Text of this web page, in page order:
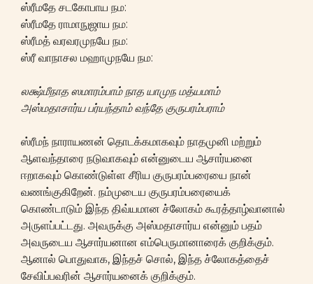
ஸ்ரீமதே சடகோபாய நம:
ஸ்ரீமதே ராமாநுஜாய நம:
ஸ்ரீமத் வரவரமுநயே நம:
ஸ்ரீ வாநாசல மஹாமுநயே நம:
லக்ஷ்மீநாத ஸமாரம்பாம் நாத யாமுந மத்யமாம்
அஸ்மதாசார்ய பர்யந்தாம் வந்தே குருபரம்பராம்
ஸ்ரீமந் நாராயணன் தொடக்கமாகவும் நாதமுனி மற்றும்
ஆளவந்தாரை நடுவாகவும் என்னுடைய ஆசார்யனை
ஈறாகவும் கொண்டுள்ள சீரிய குருபரம்பரையை நான்
வணங்குகிறேன். நம்முடைய குருபரம்பரையைக்
கொண்டாடும் இந்த திவ்யமான ச்லோகம் கூரத்தாழ்வானால்
அருளப்பட்டது. அவருக்கு அஸ்மதாசார்ய என்னும் பதம்
அவருடைய ஆசார்யனான எம்பெருமானாரைக் குறிக்கும்.
ஆனால் பொதுவாக, இந்தச் சொல், இந்த ச்லோகத்தைச்
சேவிப்பவரின் ஆசார்யனைக் குறிக்கும்.